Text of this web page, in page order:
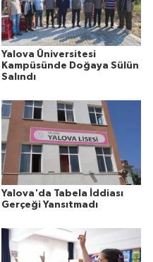
Yalova Üniversitesi
Kampüsünde Doğaya Sülün
Salındı
Yalova'da Tabela İddiası
Gerçeği Yansıtmadı